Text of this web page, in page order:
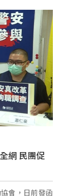
網 民團促
會，日前發函